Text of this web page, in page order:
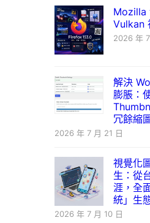
Mozilla
Vulkan
2026 年
解決
膨脹：
冗餘縮
2026 年 7 月 21 日
視覺化
生：從
涯，全
統」生
2026 年 7 月 10 日